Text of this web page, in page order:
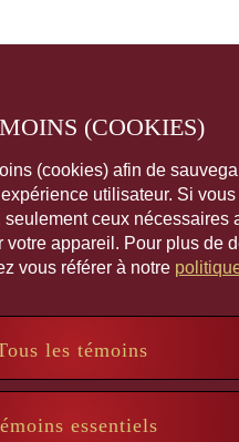
(COOKIES)
(cookies) afin de
utilisateur. Si
ceux nécessaires
appareil. Pour plus de
vous référer à notre
les témoins
essentiels